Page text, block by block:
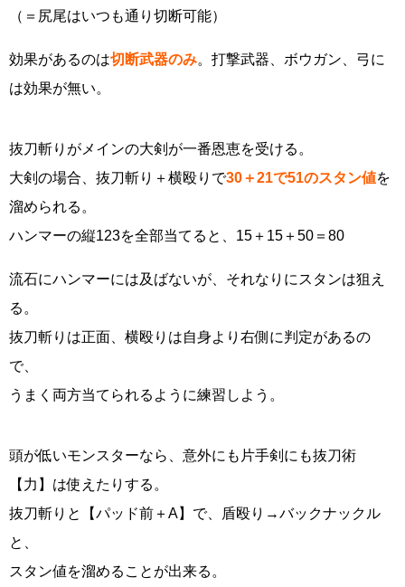
（＝尻尾はいつも通り切断可能）
効果があるのは切断武器のみ。打撃武器、ボウガン、弓に
は効果が無い。
抜刀斬りがメインの大剣が一番恩恵を受ける。
大剣の場合、抜刀斬り＋横殴りで30＋21で51のスタン値を
溜められる。
ハンマーの縦123を全部当てると、15＋15＋50＝80
流石にハンマーには及ばないが、それなりにスタンは狙え
る。
抜刀斬りは正面、横殴りは自身より右側に判定があるの
で、
うまく両方当てられるように練習しよう。
頭が低いモンスターなら、意外にも片手剣にも抜刀術
【力】は使えたりする。
抜刀斬りと【パッド前＋A】で、盾殴り→バックナックル
と、
スタン値を溜めることが出来る。